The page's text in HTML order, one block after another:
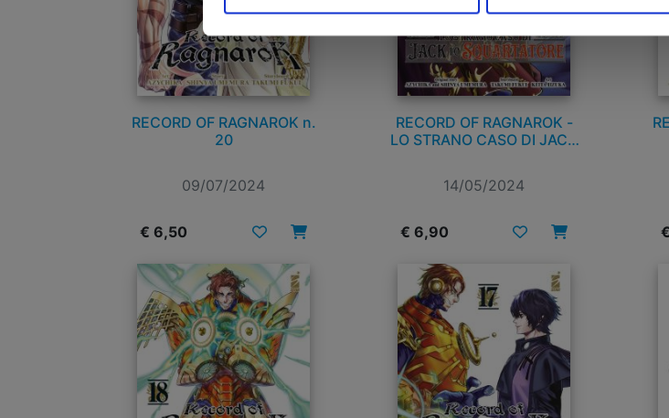
RECORD OF RAGNAROK n.
20
09/07/2024
€ 6,50
RECORD OF RAGNAROK -
LO STRANO CASO DI JACK
14/05/2024
€ 6,90